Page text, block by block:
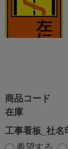
商品コード
在庫
工事看板_社名